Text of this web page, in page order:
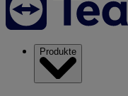
Produkte